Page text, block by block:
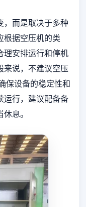
，而是取决于多种
根据空压机的类
理安排运行和停机
来说，不建议空压
保设备的稳定性和
运行，建议配备备
息。